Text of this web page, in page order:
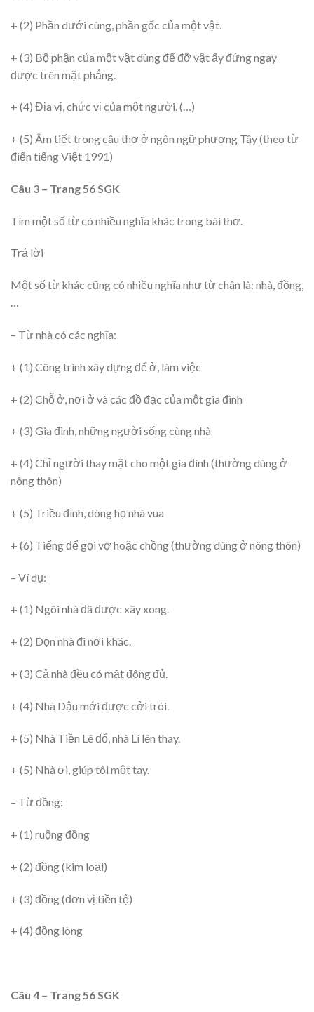
+ (2) Phần dưới cùng, phần gốc của một vật.
+ (3) Bộ phận của một vật dùng để đỡ vật ấy đứng ngay
được trên mặt phẳng.
+ (4) Địa vị, chức vị của một người. (…)
+ (5) Âm tiết trong câu thơ ở ngôn ngữ phương Tây (theo từ
điển tiếng Việt 1991)
Câu 3 – Trang 56 SGK
Tìm một số từ có nhiều nghĩa khác trong bài thơ.
Trả lời
Một số từ khác cũng có nhiều nghĩa như từ chân là: nhà, đồng,
…
– Từ nhà có các nghĩa:
+ (1) Công trình xây dựng để ở, làm việc
+ (2) Chỗ ở, nơi ở và các đồ đạc của một gia đình
+ (3) Gia đình, những người sống cùng nhà
+ (4) Chỉ người thay mặt cho một gia đình (thường dùng ở
nông thôn)
+ (5) Triều đình, dòng họ nhà vua
+ (6) Tiếng để gọi vợ hoặc chồng (thường dùng ở nông thôn)
– Ví dụ:
+ (1) Ngôi nhà đã được xây xong.
+ (2) Dọn nhà đi nơi khác.
+ (3) Cả nhà đều có mặt đông đủ.
+ (4) Nhà Dậu mới được cởi trói.
+ (5) Nhà Tiền Lê đổ, nhà Lí lên thay.
+ (5) Nhà ơi, giúp tôi một tay.
– Từ đồng:
+ (1) ruộng đồng
+ (2) đồng (kim loại)
+ (3) đồng (đơn vị tiền tệ)
+ (4) đồng lòng
Câu 4 – Trang 56 SGK